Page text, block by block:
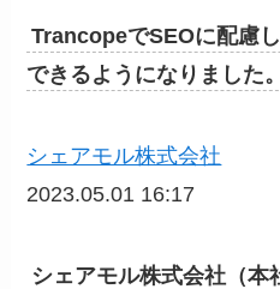
TrancopeでSEOに配慮
できるようになりました。
シェアモル株式会社
2023.05.01 16:17
シェアモル株式会社（本